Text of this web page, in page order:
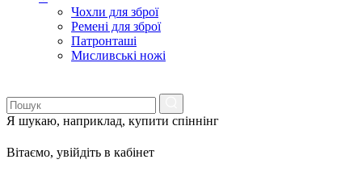
Чохли для зброї
Ремені для зброї
Патронташі
Мисливські ножі
Я шукаю, наприклад, купити спіннінг
Вітаємо, увійдіть в кабінет